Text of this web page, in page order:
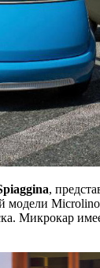
,
Microlino
Микрокар